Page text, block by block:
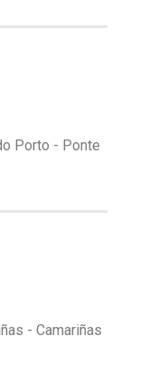
Porto - Ponte
- Camariñas